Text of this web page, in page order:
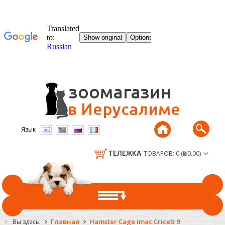
Язык
ТЕЛЕЖКА ТОВАРОВ: 0 (₪0.00)
ГЛАВНАЯ
Вы здесь: Главная Hamster Cage imac Criceti 9